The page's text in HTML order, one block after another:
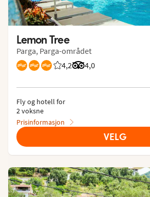
Lemon Tree
Parga, Parga-området
4,2
Vurdering fra Vings
4,0
Vurdering fra
Fly og hotell for
2 voksne
Prisinformasjon
VELG